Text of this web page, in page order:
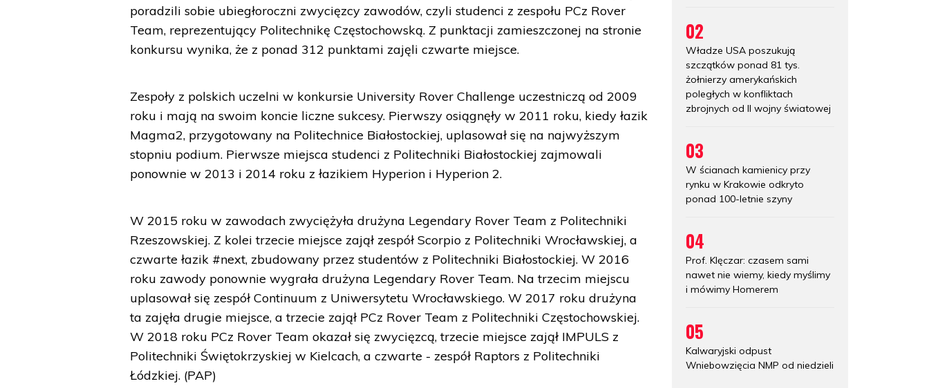
poradzili sobie ubiegłoroczni zwycięzcy zawodów, czyli studenci z zespołu PCz Rover
Team, reprezentujący Politechnikę Częstochowską. Z punktacji zamieszczonej na stronie
konkursu wynika, że z ponad 312 punktami zajęli czwarte miejsce.
Zespoły z polskich uczelni w konkursie University Rover Challenge uczestniczą od 2009
roku i mają na swoim koncie liczne sukcesy. Pierwszy osiągnęły w 2011 roku, kiedy łazik
Magma2, przygotowany na Politechnice Białostockiej, uplasował się na najwyższym
stopniu podium. Pierwsze miejsca studenci z Politechniki Białostockiej zajmowali
ponownie w 2013 i 2014 roku z łazikiem Hyperion i Hyperion 2.
W 2015 roku w zawodach zwyciężyła drużyna Legendary Rover Team z Politechniki
Rzeszowskiej. Z kolei trzecie miejsce zajął zespół Scorpio z Politechniki Wrocławskiej, a
czwarte łazik #next, zbudowany przez studentów z Politechniki Białostockiej. W 2016
roku zawody ponownie wygrała drużyna Legendary Rover Team. Na trzecim miejscu
uplasował się zespół Continuum z Uniwersytetu Wrocławskiego. W 2017 roku drużyna
ta zajęła drugie miejsce, a trzecie zajął PCz Rover Team z Politechniki Częstochowskiej.
W 2018 roku PCz Rover Team okazał się zwycięzcą, trzecie miejsce zajął IMPULS z
Politechniki Świętokrzyskiej w Kielcach, a czwarte - zespół Raptors z Politechniki
Łódzkiej. (PAP)
02
Władze USA poszukują
szczątków ponad 81 tys.
żołnierzy amerykańskich
poległych w konfliktach
zbrojnych od II wojny światowej
03
W ścianach kamienicy przy
rynku w Krakowie odkryto
ponad 100-letnie szyny
04
Prof. Klęczar: czasem sami
nawet nie wiemy, kiedy myślimy
i mówimy Homerem
05
Kalwaryjski odpust
Wniebowzięcia NMP od niedzieli